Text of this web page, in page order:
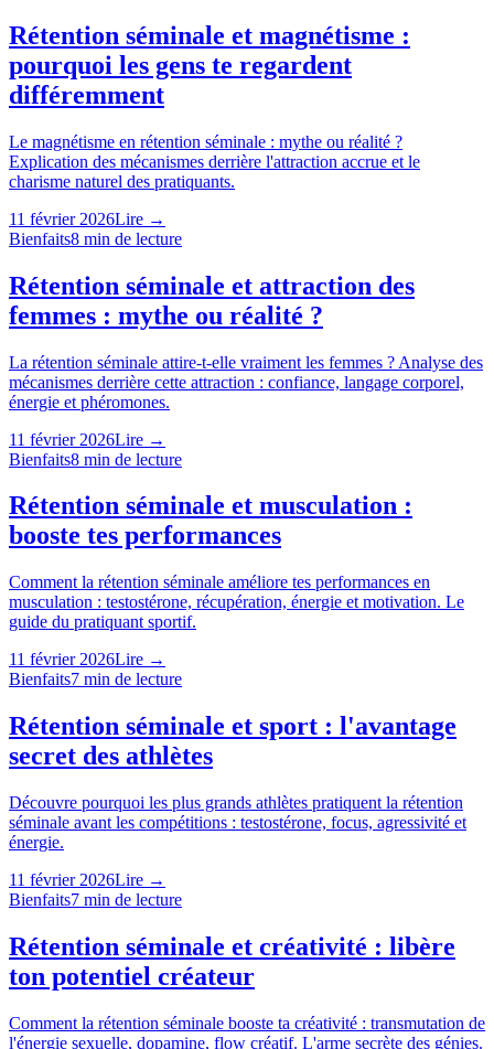
Rétention séminale et magnétisme :
pourquoi les gens te regardent
différemment
Le magnétisme en rétention séminale : mythe ou réalité ?
Explication des mécanismes derrière l'attraction accrue et le
charisme naturel des pratiquants.
11 février 2026Lire →
Bienfaits8 min de lecture
Rétention séminale et attraction des
femmes : mythe ou réalité ?
La rétention séminale attire-t-elle vraiment les femmes ? Analyse des
mécanismes derrière cette attraction : confiance, langage corporel,
énergie et phéromones.
11 février 2026Lire →
Bienfaits8 min de lecture
Rétention séminale et musculation :
booste tes performances
Comment la rétention séminale améliore tes performances en
musculation : testostérone, récupération, énergie et motivation. Le
guide du pratiquant sportif.
11 février 2026Lire →
Bienfaits7 min de lecture
Rétention séminale et sport : l'avantage
secret des athlètes
Découvre pourquoi les plus grands athlètes pratiquent la rétention
séminale avant les compétitions : testostérone, focus, agressivité et
énergie.
11 février 2026Lire →
Bienfaits7 min de lecture
Rétention séminale et créativité : libère
ton potentiel créateur
Comment la rétention séminale booste ta créativité : transmutation de
l'énergie sexuelle, dopamine, flow créatif. L'arme secrète des génies.